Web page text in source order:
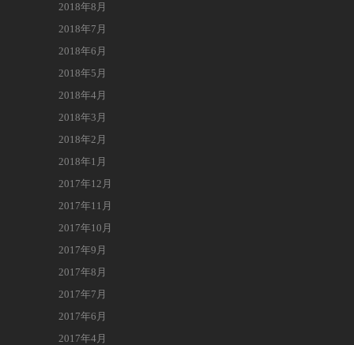
2018年8月
2018年7月
2018年6月
2018年5月
2018年4月
2018年3月
2018年2月
2018年1月
2017年12月
2017年11月
2017年10月
2017年9月
2017年8月
2017年7月
2017年6月
2017年4月